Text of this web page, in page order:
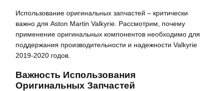
Использование оригинальных запчастей – критически
важно для Aston Martin Valkyrie. Рассмотрим, почему
применение оригинальных компонентов необходимо для
поддержания производительности и надежности Valkyrie
2019-2020 годов.
Важность Использования
Оригинальных Запчастей